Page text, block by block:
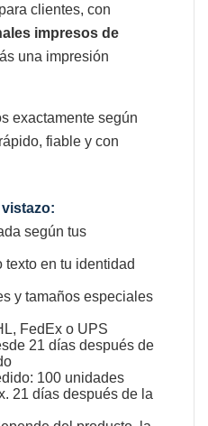
clientes, con
impresos de
una impresión
exactamente según
fiable y con
según tus
texto en tu identidad
y tamaños especiales
FedEx o UPS
21 días después de
100 unidades
21 días después de la